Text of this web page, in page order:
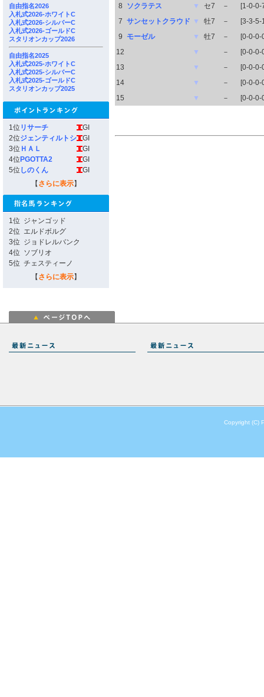
自由指名2026
入札式2026-ホワイトC
入札式2026-シルバーC
入札式2026-ゴールドC
スタリオンカップ2026
自由指名2025
入札式2025-ホワイトC
入札式2025-シルバーC
入札式2025-ゴールドC
スタリオンカップ2025
1位 リサーチ
GI
2位ジェンティルトシ
GI
3位 ＨＡＬ
GI
4位 PGOTTA2
GI
5位 しのくん
GI
【 さらに表示】
1位 ジャンゴッド
2位 エルドボルグ
3位 ジョドレルバンク
4位 ソブリオ
5位 チェスティーノ
【 さらに表示】
8
ソクラテス ▼ セ7 －
[1-0-0-
7 サンセットクラウド ▼ 牡7 －
[3-3-5-
9
モーゼル ▼ 牡7 －
[0-0-0-
12
▼ －
[0-0-0-
13
▼ －
[0-0-0-
14
▼ －
[0-0-0-
15
▼ － [0-0-0-
Copyright (C)